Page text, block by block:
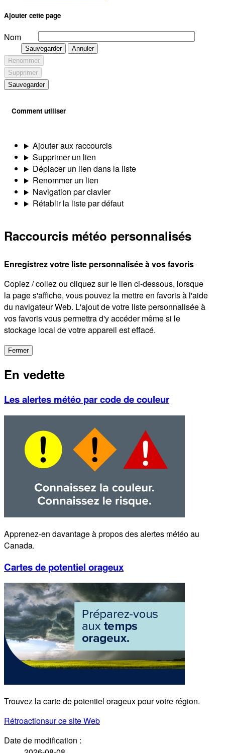
Ajouter cette page
Nom
Sauvegarder
Annuler
Renommer
Supprimer
Sauvegarder
Comment utiliser
Ajouter aux raccourcis
Supprimer un lien
Déplacer un lien dans la liste
Renommer un lien
Navigation par clavier
Rétablir la liste par défaut
Raccourcis météo personnalisés
Enregistrez votre liste personnalisée à vos favoris
Copiez / collez ou cliquez sur le lien ci-dessous, lorsque
la page s'affiche, vous pouvez la mettre en favoris à l'aide
du navigateur Web. L'ajout de votre liste personnalisée à
vos favoris vous permettra d'y accéder même si le
stockage local de votre appareil est effacé.
Fermer
En vedette
Les alertes météo par code de couleur
Apprenez-en davantage à propos des alertes météo au
Canada.
Cartes de potentiel orageux
Trouvez la carte de potentiel orageux pour votre région.
Rétroactionsur ce site Web
Date de modification :